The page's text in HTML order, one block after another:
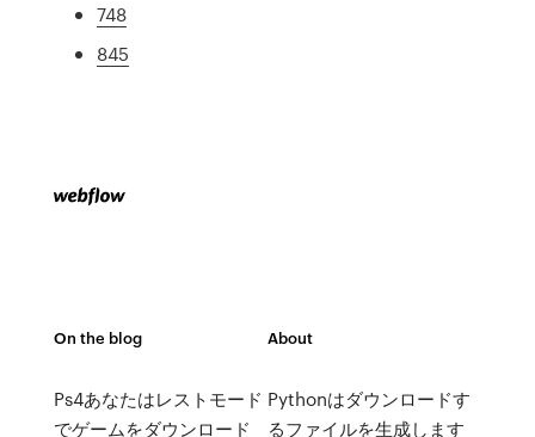
748
845
On the blog
Ps4あなたはレストモード
でゲームをダウンロード
About
Pythonはダウンロードす
るファイルを生成します